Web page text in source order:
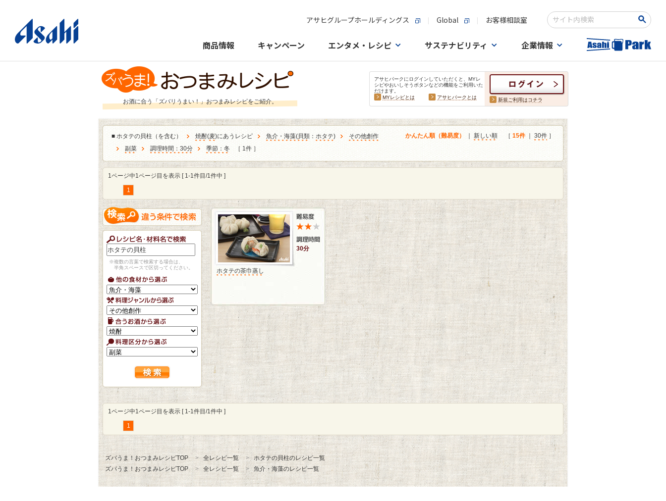
アサヒグループホールディングス Global お客様相談室
検索キーワード入力
商品情報 キャンペーン エンタメ・レシピ サステナビリティ 企業情報
お酒に合う「ズバリうまい！」おつまみレシピをご紹介。
アサヒパークにログインしていただくと、MYレ
シピやおいしそうボタンなどの機能をご利用いた
だけます。
MYレシピとは
アサヒパークとは 新規ご利用はコチラ
■ ホタテの貝柱（を含む） 焼酎(麦)にあうレシピ 魚介・海藻(貝類 ： ホタテ)
その他創作
副菜
調理時間：30分 季節：冬 ［ 1件 ］
かんたん順（難易度） 新しい順 ［ 15件｜ 30件 ］
1ページ中1ページ目を表示 [ 1-1件目/1件中 ]
1
※複数の言葉で検索する場合は、
半角スペースで区切ってください。
30分
ホタテの茶巾蒸し
1ページ中1ページ目を表示 [ 1-1件目/1件中 ]
1
ズバうま！おつまみレシピTOP 全レシピ一覧
ホタテの貝柱のレシピ一覧
ズバうま！おつまみレシピTOP
全レシピ一覧 魚介・海藻のレシピ一覧